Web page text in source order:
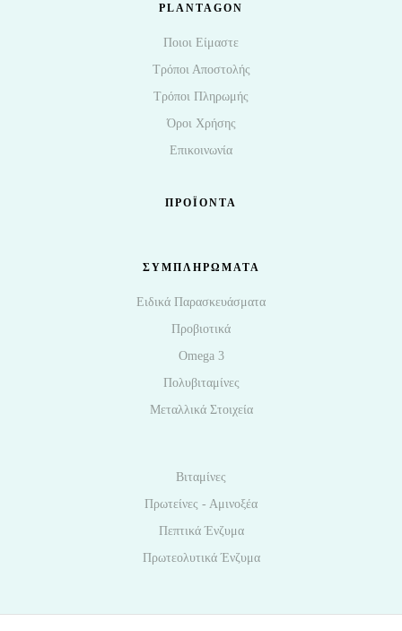
PLANTAGON
Ποιοι Είμαστε
Τρόποι Αποστολής
Τρόποι Πληρωμής
Όροι Χρήσης
Επικοινωνία
ΠΡΟΪΌΝΤΑ
ΣΥΜΠΛΗΡΩΜΑΤΑ
Ειδικά Παρασκευάσματα
Προβιοτικά
Omega 3
Πολυβιταμίνες
Μεταλλικά Στοιχεία
Βιταμίνες
Πρωτείνες - Αμινοξέα
Πεπτικά Ένζυμα
Πρωτεολυτικά Ένζυμα